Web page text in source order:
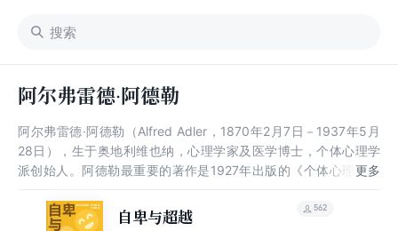
阿尔弗雷德·阿德勒
阿尔弗雷德·阿德勒（Alfred Adler，1870年2月7日－1937年5月
28日），生于奥地利维也纳，心理学家及医学博士，个体心理学
派创始人。阿德勒最重要的著作是1927年出版的《个体心理学的
自卑与超越
562